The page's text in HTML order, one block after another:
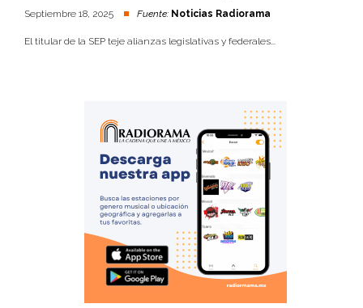
Septiembre 18, 2025 Fuente: Noticias Radiorama
El titular de la SEP teje alianzas legislativas y federales...